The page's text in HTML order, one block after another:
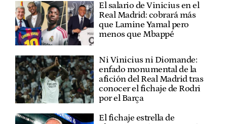
El salario de Vinicius en el
Real Madrid: cobrará más
que Lamine Yamal pero
menos que Mbappé
Ni Vinicius ni Diomande:
enfado monumental de la
afición del Real Madrid tras
conocer el fichaje de Rodri
por el Barça
El fichaje estrella de